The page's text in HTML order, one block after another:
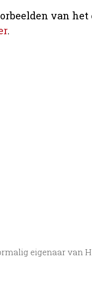
van
.
eigenaar van